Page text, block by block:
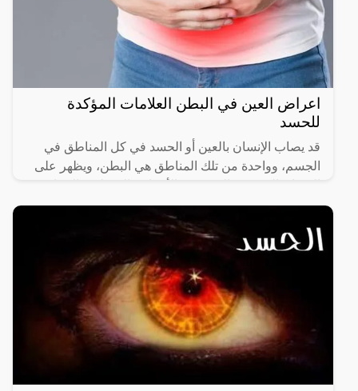
اعراض العين في البطن العلامات المؤكدة
للحسد
قد يصاب الإنسان بالعين أو الحسد في كل المناطق في
الجسم، وواحدة من تلك المناطق هي البطن، ويظهر على
إلى